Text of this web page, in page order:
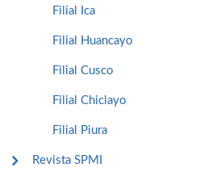
Filial Ica
Filial Huancayo
Filial Cusco
Filial Chiclayo
Filial Piura
Revista SPMI